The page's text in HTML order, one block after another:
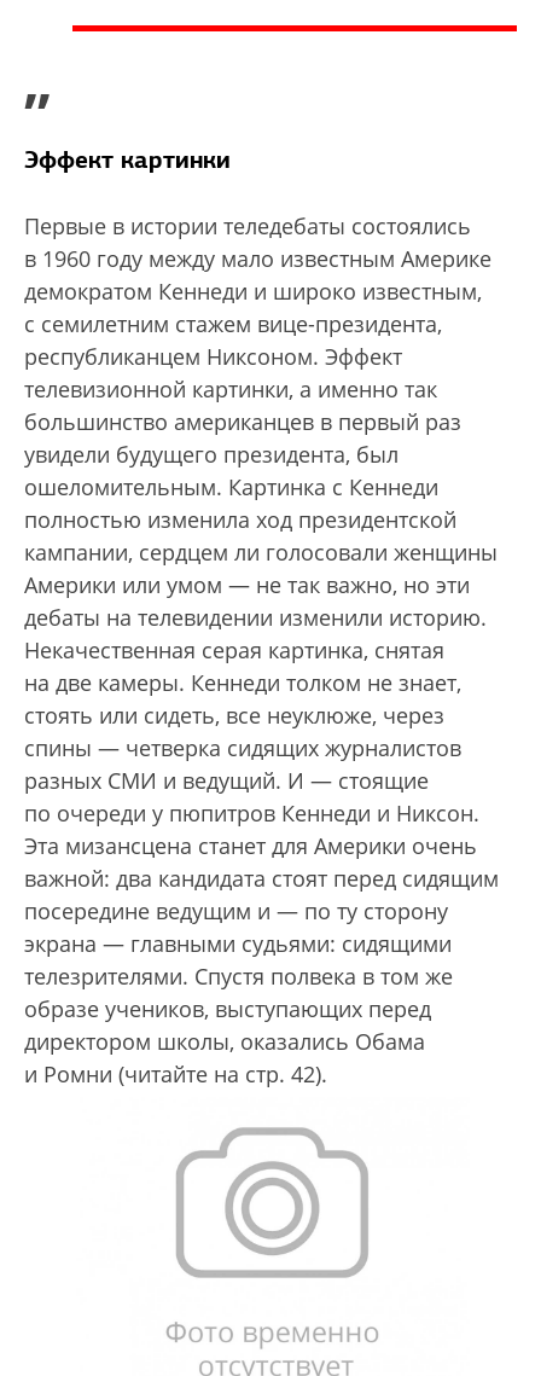
”
Эффект картинки
Первые в истории теледебаты состоялись
в 1960 году между мало известным Америке
демократом Кеннеди и широко известным,
с семилетним стажем вице-президента,
республиканцем Никсоном. Эффект
телевизионной картинки, а именно так
большинство американцев в первый раз
увидели будущего президента, был
ошеломительным. Картинка с Кеннеди
полностью изменила ход президентской
кампании, сердцем ли голосовали женщины
Америки или умом — не так важно, но эти
дебаты на телевидении изменили историю.
Некачественная серая картинка, снятая
на две камеры. Кеннеди толком не знает,
стоять или сидеть, все неуклюже, через
спины — четверка сидящих журналистов
разных СМИ и ведущий. И — стоящие
по очереди у пюпитров Кеннеди и Никсон.
Эта мизансцена станет для Америки очень
важной: два кандидата стоят перед сидящим
посередине ведущим и — по ту сторону
экрана — главными судьями: сидящими
телезрителями. Спустя полвека в том же
образе учеников, выступающих перед
директором школы, оказались Обама
и Ромни (читайте на стр. 42).